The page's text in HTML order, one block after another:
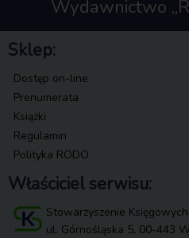
Wydawnictwo
Sklep:
Dostęp on-line
Prenumerata
Książki
Regulamin
Polityka RODO
Właściciel serwisu:
Stowarzyszenie
ul. Górnośląska 5, 00-443